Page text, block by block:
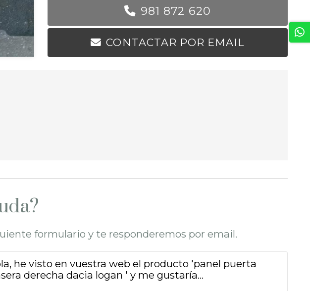
981 872 620
CONTACTAR POR EMAIL
formulario y te responderemos por email.